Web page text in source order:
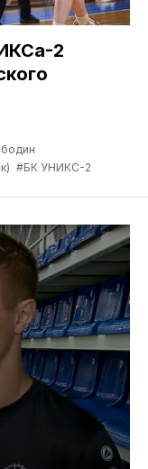
2
#БК УНИКС-2